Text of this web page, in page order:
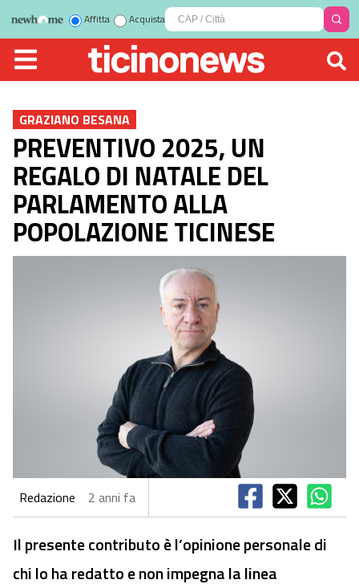
Affitta Acquista
GRAZIANO BESANA
PREVENTIVO 2025, UN
REGALO DI NATALE DEL
PARLAMENTO ALLA
POPOLAZIONE TICINESE
Redazione 2 anni fa
Il presente contributo è l’opinione personale di
chi lo ha redatto e non impegna la linea